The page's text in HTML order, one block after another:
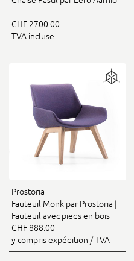
CHF 2700.00
TVA incluse
Prostoria
Fauteuil Monk par Prostoria |
Fauteuil avec pieds en bois
CHF 888.00
y compris expédition / TVA